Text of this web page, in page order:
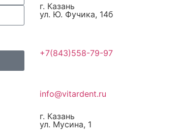
г. Казань
ул. Ю. Фучика, 14б
+7(843)558-79-97
info@vitardent.ru
г. Казань
ул. Мусина, 1